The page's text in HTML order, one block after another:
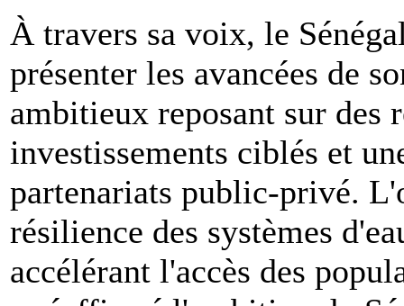
À travers sa voix, le
présenter les avancées de
ambitieux reposant sur des
investissements ciblés et
partenariats public-privé.
résilience des systèmes
accélérant l'accès des